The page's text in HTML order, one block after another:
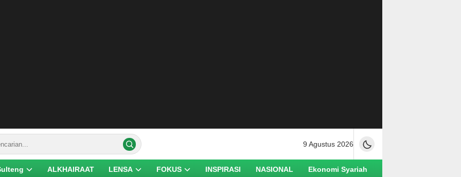
9 Agustus 2026
ALKHAIRAAT LENSA FOKUS INSPIRASI NASIONAL Ekonomi Syariah